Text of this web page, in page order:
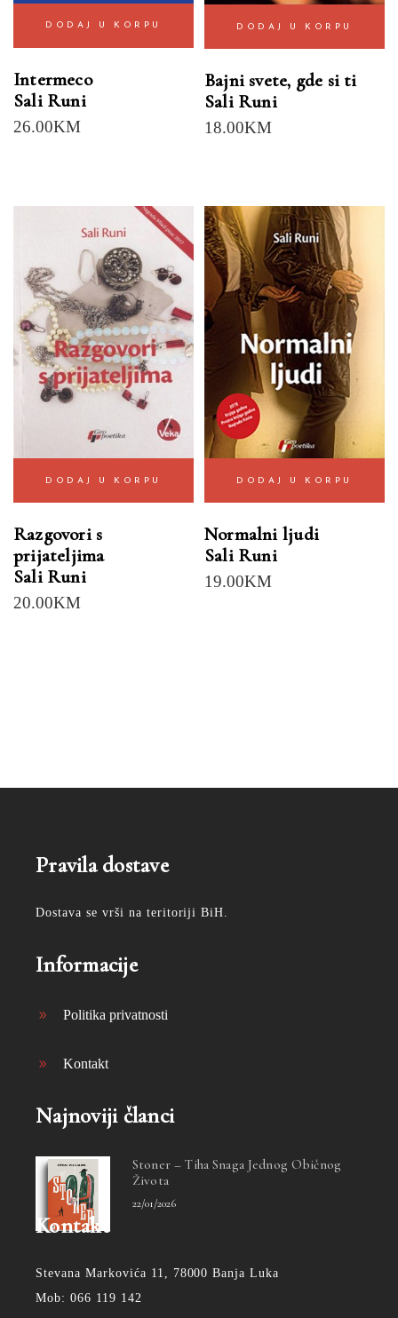
DODAJ U KORPU
Intermeco
Sali Runi
26.00KM
DODAJ U KORPU
Bajni svete, gde si ti
Sali Runi
18.00KM
DODAJ U KORPU
Razgovori s
prijateljima
Sali Runi
20.00KM
DODAJ U KORPU
Normalni ljudi
Sali Runi
19.00KM
Pravila dostave
Dostava se vrši na teritoriji BiH.
Informacije
Politika privatnosti
Kontakt
Najnoviji članci
Stoner – Tiha Snaga Jednog Običnog
Života
22/01/2026
Kontakt
Stevana Markovića 11, 78000 Banja Luka
Mob: 066 119 142